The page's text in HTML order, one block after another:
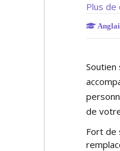
Plus de
Soutien
de
Fort de